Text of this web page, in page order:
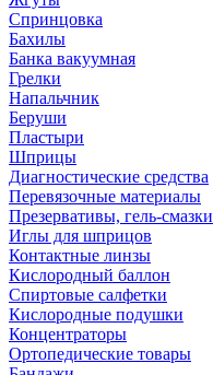
Спринцовка
Бахилы
Банка вакуумная
Грелки
Напальчник
Беруши
Пластыри
Шприцы
Диагностические средства
Перевязочные материалы
Презервативы, гель-смазки
Иглы для шприцов
Контактные линзы
Кислородный баллон
Спиртовые салфетки
Кислородные подушки
Концентраторы
Ортопедические товары